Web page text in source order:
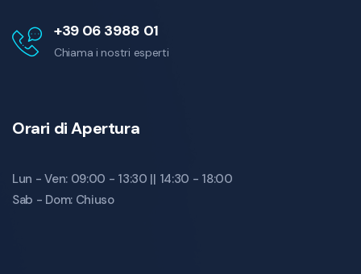
+39 06 3988 01
Chiama i nostri esperti
Orari di Apertura
Lun - Ven: 09:00 - 13:30 || 14:30 - 18:00
Sab - Dom: Chiuso